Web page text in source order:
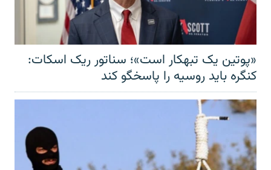
«پوتین یک تبهکار است»؛ سناتور ریک اسکات:
کنگره باید روسیه را پاسخگو کند